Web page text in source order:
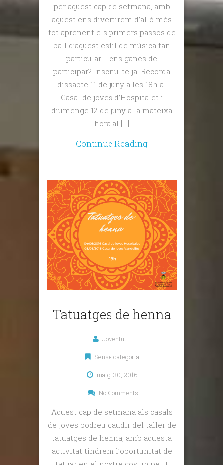
per aquest cap de setmana, amb
aquest ens divertirem d’allò més
tot aprenent els primers passos de
ball d’aquest estil de música tan
particular. Tens ganes de
participar? Inscriu-te ja! Recorda
dissabte 11 de juny a les 18h al
Casal de joves d’Hospitalet i
diumenge 12 de juny a la mateixa
hora al […]
Continue Reading
Tatuatges de henna
Joventut
Sense categoria
maig, 30, 2016
No Comments
Aquest cap de setmana als casals
de joves podreu gaudir del taller de
tatuatges de henna, amb aquesta
activitat tindrem l’oportunitat de